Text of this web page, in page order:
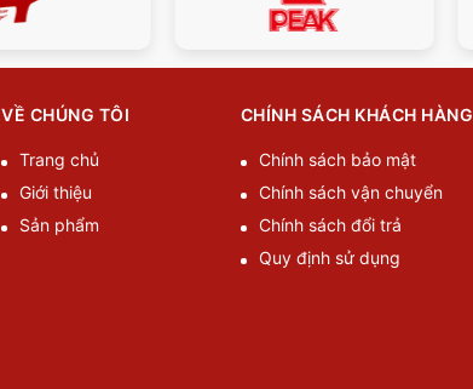
VỀ CHÚNG TÔI
Trang chủ
Giới thiệu
Sản phẩm
CHÍNH SÁCH KHÁCH HÀNG
Chính sách bảo mật
Chính sách vận chuyển
Chính sách đổi trả
Quy định sử dụng